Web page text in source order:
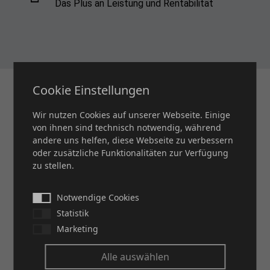
Das Plus an Leistung und Rentabilität
Cookie Einstellungen
Wir nutzen Cookies auf unserer Webseite. Einige
von ihnen sind technisch notwendig, während
andere uns helfen, diese Webseite zu verbessern
oder zusätzliche Funktionalitäten zur Verfügung
zu stellen.
Notwendige Cookies
Statistik
Marketing
Alle auswählen